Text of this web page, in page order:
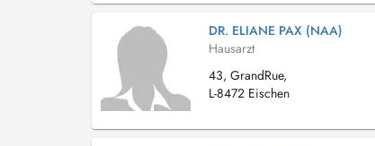
DR. ELIANE PAX (NAA)
Hausarzt
43, GrandRue,
L-8472 Eischen